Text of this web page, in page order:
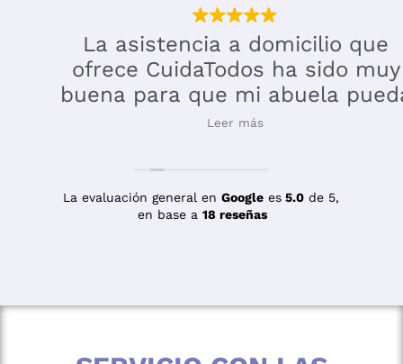
La asistencia a domicilio que
ofrece CuidaTodos ha sido muy
buena para que mi abuela pueda
seguir haciendo su vida de una
cuidadores son amables,
respetuosos y siempre atentos a
sus necesidades. Saber que
Leer más
La evaluación general en Googlees 5.0de 5,
en base a 18 reseñas